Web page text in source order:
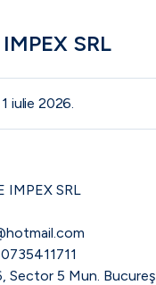
SRL
1 iulie 2026.
IMPEX SRL
Sector 5 Mun.